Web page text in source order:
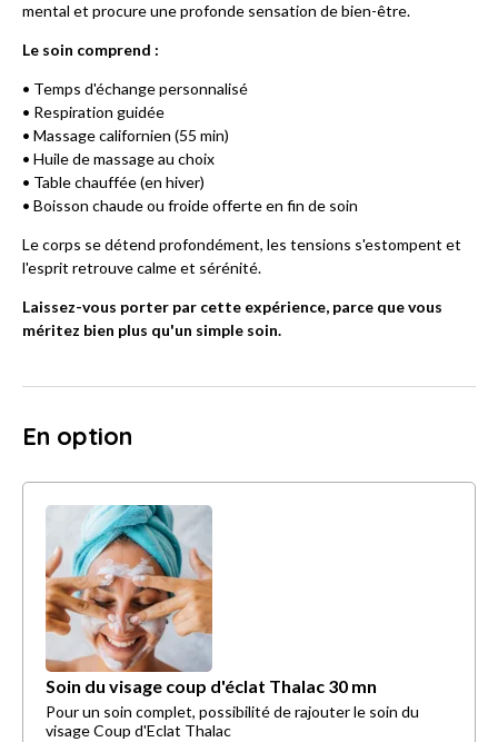
mental et procure une profonde sensation de bien-être.
Le soin comprend :
• Temps d'échange personnalisé
• Respiration guidée
• Massage californien (55 min)
• Huile de massage au choix
• Table chauffée (en hiver)
• Boisson chaude ou froide offerte en fin de soin
Le corps se détend profondément, les tensions s'estompent et
l'esprit retrouve calme et sérénité.
Laissez-vous porter par cette expérience, parce que vous
méritez bien plus qu'un simple soin.
En option
Soin du visage coup d'éclat Thalac 30 mn
Pour un soin complet, possibilité de rajouter le soin du
visage Coup d'Eclat Thalac